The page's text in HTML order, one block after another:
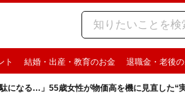
ト 結婚・出産・教育のお金 退職金・老後
駄になる…」55歳女性が物価高を機に見直した“